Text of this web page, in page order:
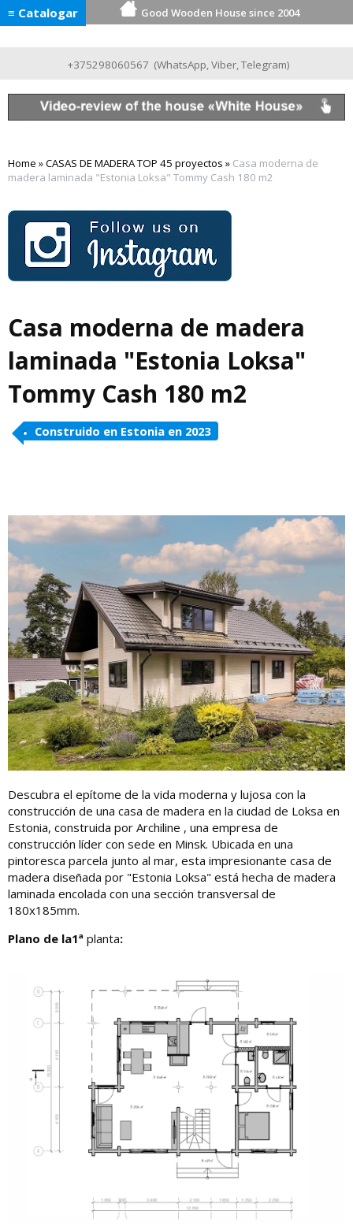
≡ Catalogar Good Wooden House since 2004
+375298060567 (WhatsApp,Viber,Telegram)
Home »CASAS DE MADERA TOP 45 proyectos » Casa moderna de
madera laminada "Estonia Loksa" Tommy Cash 180 m2
Casa moderna de madera
laminada "Estonia Loksa"
Tommy Cash 180 m2
Construido en Estonia en 2023
Descubra el epítome de la vida moderna y lujosa con la
construcción de una casa de madera en la ciudad de Loksa en
Estonia, construida por Archiline , una empresa de
construcción líder con sede en Minsk. Ubicada en una
pintoresca parcela junto al mar, esta impresionante casa de
madera diseñada por "Estonia Loksa" está hecha de madera
laminada encolada con una sección transversal de
180x185mm.
Plano de la1ª planta: